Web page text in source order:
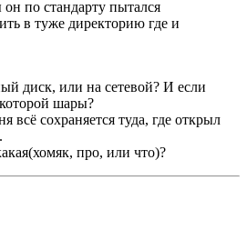
по стандарту пытался
в туже директорию где и
диск, или на сетевой? И если
шары?
всё сохраняется туда, где открыл
про, или что)?